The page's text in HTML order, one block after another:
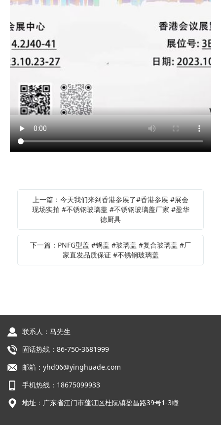
上一篇：今天我们来到香港参展了#香港参展 #展会
现场实拍 #不锈钢玻璃盖 #不锈钢玻璃盖厂家 #盈华
德厨具
下一篇：PNFG型盖 #锅盖 #玻璃盖 #复合玻璃盖 #厂
家直发品质保证 #不锈钢玻璃盖
联系人：马先生
固话热线：86-750-3681999
邮箱：yhd06@yinghuade.com
手机热线：18675099933
地址：广东省江门市蓬江区杜阮镇盈昌路39号1-3幢